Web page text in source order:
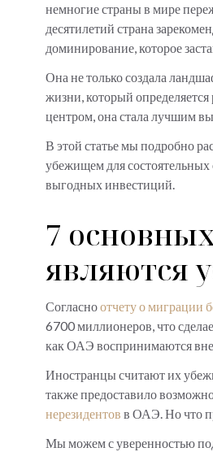
немногие страны в мире
десятилетий страна
доминирование, которое
Она не только создала
жизни, который
центром, она стала лучшим
В этой статье мы подробно
убежищем для
выгодных инвестиций.
7
являются
Согласноотчету о миграции
6700 миллионеров, что
как ОАЭ воспринимаются
Иностранцы считают их
также предоставило
нерезидентов в ОАЭ. Но что
Мы можем с уверенностью